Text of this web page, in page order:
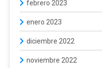
febrero 2023
enero 2023
diciembre 2022
noviembre 2022